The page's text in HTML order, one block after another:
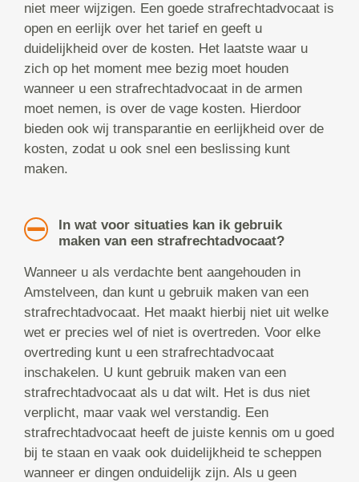
niet meer wijzigen. Een goede strafrechtadvocaat is
open en eerlijk over het tarief en geeft u
duidelijkheid over de kosten. Het laatste waar u
zich op het moment mee bezig moet houden
wanneer u een strafrechtadvocaat in de armen
moet nemen, is over de vage kosten. Hierdoor
bieden ook wij transparantie en eerlijkheid over de
kosten, zodat u ook snel een beslissing kunt
maken.
In wat voor situaties kan ik gebruik
maken van een strafrechtadvocaat?
Wanneer u als verdachte bent aangehouden in
Amstelveen, dan kunt u gebruik maken van een
strafrechtadvocaat. Het maakt hierbij niet uit welke
wet er precies wel of niet is overtreden. Voor elke
overtreding kunt u een strafrechtadvocaat
inschakelen. U kunt gebruik maken van een
strafrechtadvocaat als u dat wilt. Het is dus niet
verplicht, maar vaak wel verstandig. Een
strafrechtadvocaat heeft de juiste kennis om u goed
bij te staan en vaak ook duidelijkheid te scheppen
wanneer er dingen onduidelijk zijn. Als u geen